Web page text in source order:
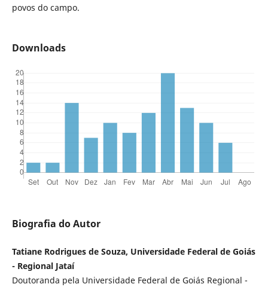
povos do campo.
Downloads
Biografia do Autor
Tatiane Rodrigues de Souza, Universidade Federal de Goiás
- Regional Jataí
Doutoranda pela Universidade Federal de Goiás Regional -